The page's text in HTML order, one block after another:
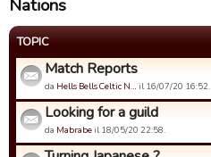
Nations
TOPIC
Match Reports
da Hells Bells Celtic N… il 16/07/20 16:52.
Looking for a guild
da Mabrabeil 18/05/20 22:58.